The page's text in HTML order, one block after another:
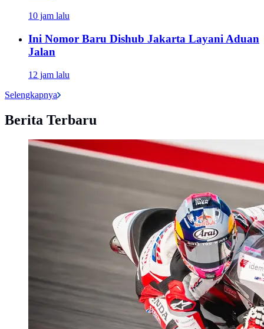
10 jam lalu
Ini Nomor Baru Dishub Jakarta Layani Aduan
Jalan
12 jam lalu
Selengkapnya
Berita Terbaru